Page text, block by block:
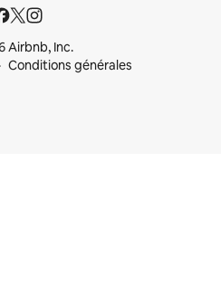
Airbnb, Inc.
Conditions générales